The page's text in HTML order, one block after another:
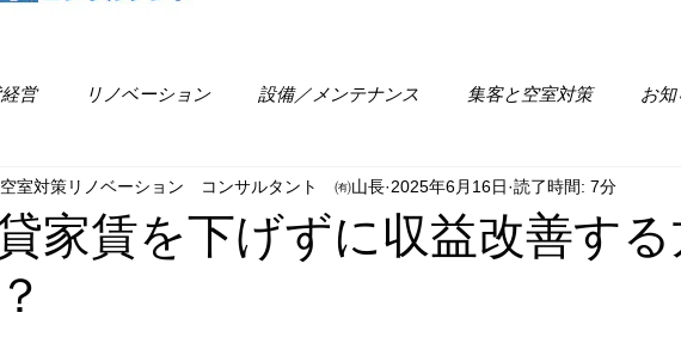
営 リノベーション 設備／メンテナンス 集客と空室対策 お
事例紹介 満室経営 リノベーションの疑問
家賃を下げずに収益改善す
空室対策リノベーション コンサルタント ㈲山長 2025年6月16日 読了時間: 7分